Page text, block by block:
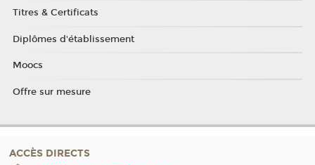
Titres & Certificats
Diplômes d'établissement
Moocs
Offre sur mesure
ACCÈS DIRECTS